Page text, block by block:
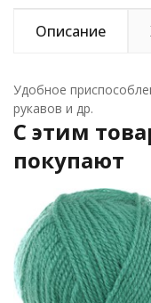
Описание
Удобное
рукавов и др.
C этим
покупают